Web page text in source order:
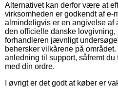
Alternativet kan derfor være at
virksomheden er godkendt af e-
almindeligvis er en angivelse af
den officielle danske lovgivning,
forhandleren jævnligt
behersker vilkårene på
anledning til support, såfremt
med din ordre.
I øvrigt er det godt at køber er